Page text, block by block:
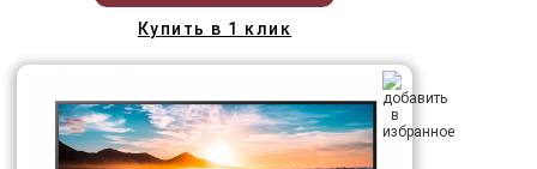
Купить в 1 клик